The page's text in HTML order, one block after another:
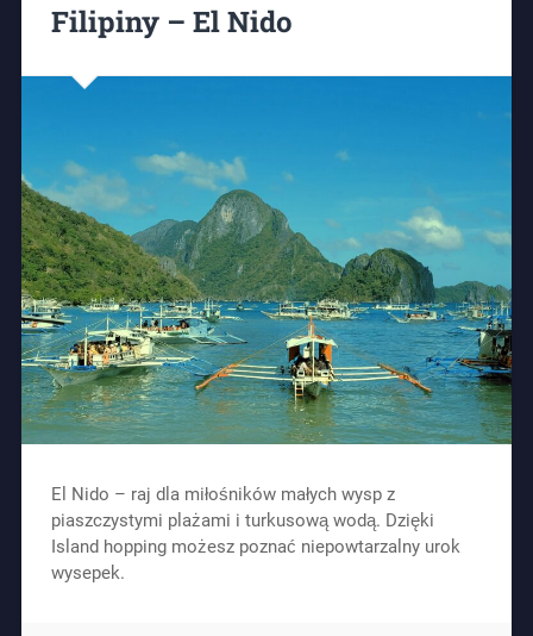
Filipiny – El Nido
El Nido – raj dla miłośników małych wysp z
piaszczystymi plażami i turkusową wodą. Dzięki
Island hopping możesz poznać niepowtarzalny urok
wysepek.